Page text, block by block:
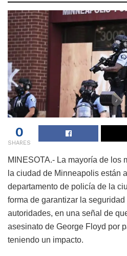
0
SHARES
MINESOTA.- La mayoría de los
la ciudad de Minneapolis están
departamento de policía de la
forma de garantizar la
autoridades, en una señal de
asesinato de George Floyd por
teniendo un impacto.